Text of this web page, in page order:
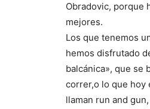
Obradovic, porque
mejores.
Los que tenemos
hemos disfrutado
balcánica», que se
correr,o lo que hoy
llaman run and